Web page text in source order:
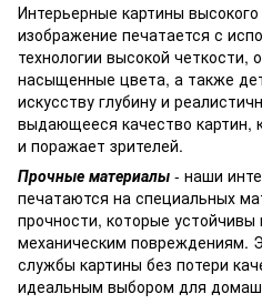
Интерьерные картины
изображение печатается с
технологии высокой четкости,
насыщенные цвета, а также
искусству глубину и
выдающееся качество картин,
и поражает зрителей.
Прочные материалы - наши
печатаются на специальных
прочности, которые
механическим повреждениям.
службы картины без потери
идеальным выбором для